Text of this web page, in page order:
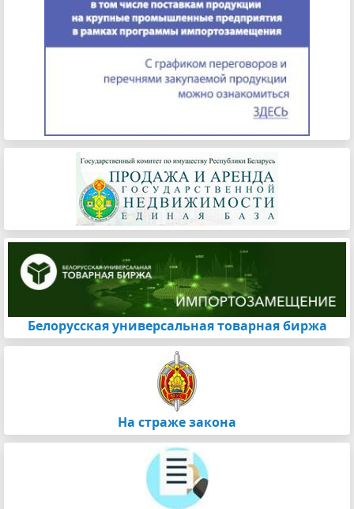
Белорусская универсальная товарная биржа
На страже закона